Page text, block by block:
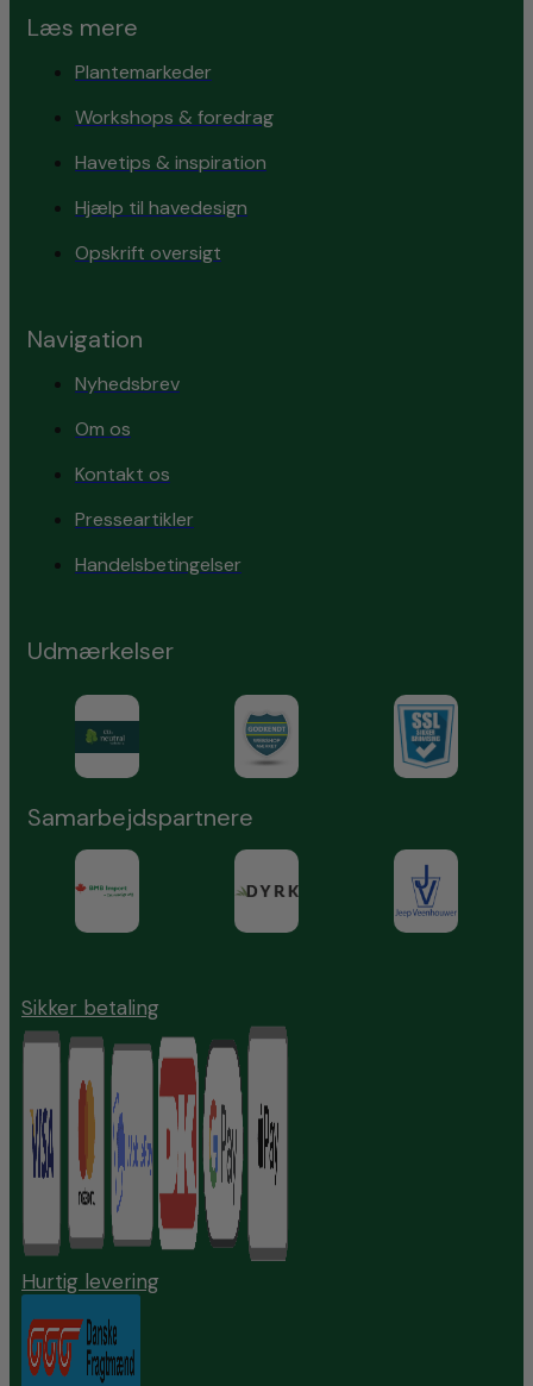
Læs mere
Plantemarkeder
Workshops & foredrag
Havetips & inspiration
Hjælp til havedesign
Opskrift oversigt
Navigation
Nyhedsbrev
Om os
Kontakt os
Presseartikler
Handelsbetingelser
Udmærkelser
Samarbejdspartnere
Sikker betaling
Hurtig levering